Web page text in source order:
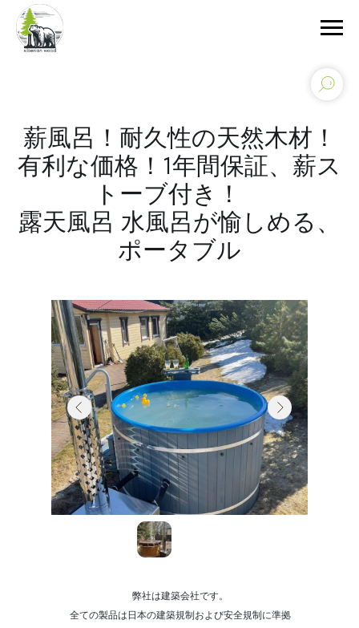
薪風呂！耐久性の天然木材！
有利な価格！1年間保証、薪ス
トーブ付き！
露天風呂 水風呂が愉しめる、
ポータブル
弊社は建築会社です。
全ての製品は日本の建築規制および安全規制に準拠